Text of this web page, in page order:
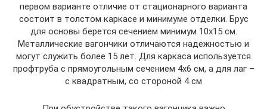
первом варианте отличие от стационарного варианта
состоит в толстом каркасе и минимуме отделки. Брус
для основы берется сечением минимум 10х15 см.
Металлические вагончики отличаются надежностью и
могут служить более 15 лет. Для каркаса используется
профтруба с прямоугольным сечением 4х6 см, а для лаг –
с квадратным, со стороной 4 см